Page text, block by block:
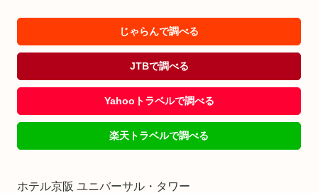
じゃらんで調べる
JTBで調べる
Yahooトラベルで調べる
楽天トラベルで調べる
ホテル京阪 ユニバーサル・タワー